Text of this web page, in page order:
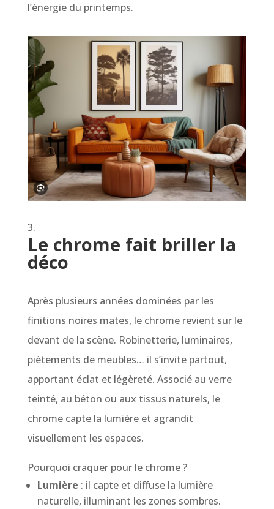
l’énergie du printemps.
Le chrome fait briller la
déco
Après plusieurs années dominées par les
finitions noires mates, le chrome revient sur le
devant de la scène. Robinetterie, luminaires,
piètements de meubles… il s’invite partout,
apportant éclat et légèreté. Associé au verre
teinté, au béton ou aux tissus naturels, le
chrome capte la lumière et agrandit
visuellement les espaces.
Pourquoi craquer pour le chrome ?
Lumière : il capte et diffuse la lumière
naturelle, illuminant les zones sombres.